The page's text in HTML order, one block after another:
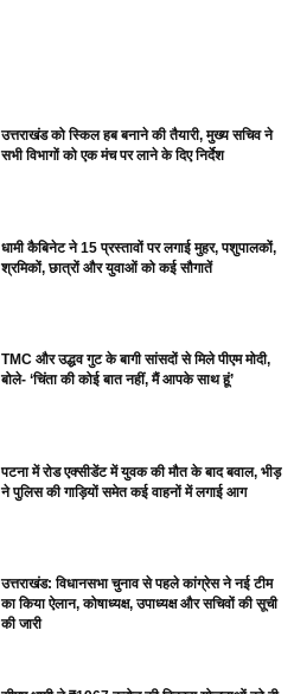
उत्तराखंड को स्किल हब बनाने की तैयारी, मुख्य सचिव ने
सभी विभागों को एक मंच पर लाने के दिए निर्देश
धामी कैबिनेट ने 15 प्रस्तावों पर लगाई मुहर, पशुपालकों,
श्रमिकों, छात्रों और युवाओं को कई सौगातें
TMC और उद्धव गुट के बागी सांसदों से मिले पीएम मोदी,
बोले- ‘चिंता की कोई बात नहीं, मैं आपके साथ हूं’
पटना में रोड एक्सीडेंट में युवक की मौत के बाद बवाल, भीड़
ने पुलिस की गाड़ियों समेत कई वाहनों में लगाई आग
उत्तराखंड: विधानसभा चुनाव से पहले कांग्रेस ने नई टीम
का किया ऐलान, कोषाध्यक्ष, उपाध्यक्ष और सचिवों की सूची
की जारी